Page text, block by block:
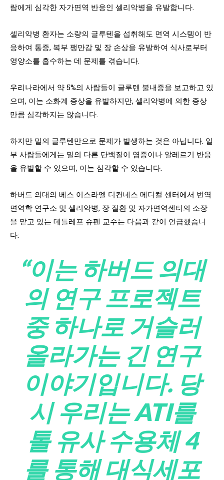
람에게 심각한 자가면역 반응인 셀리악병을 유발합니다.
셀리악병 환자는 소량의 글루텐을 섭취해도 면역 시스템이 반
응하여 통증, 복부 팽만감 및 장 손상을 유발하여 식사로부터
영양소를 흡수하는 데 문제를 겪습니다.
우리나라에서 약 5%의 사람들이 글루텐 불내증을 보고하고 있
으며, 이는 소화계 증상을 유발하지만, 셀리악병에 의한 증상
만큼 심각하지는 않습니다.
하지만 밀의 글루텐만으로 문제가 발생하는 것은 아닙니다. 일
부 사람들에게는 밀의 다른 단백질이 염증이나 알레르기 반응
을 유발할 수 있으며, 이는 심각할 수 있습니다.
하버드 의대의 베스 이스라엘 디컨네스 메디컬 센터에서 번역
면역학 연구소 및 셀리악병, 장 질환 및 자가면역센터의 소장
을 맡고 있는 데틀레프 슈펜 교수는 다음과 같이 언급했습니
다:
“이는 하버드 의대
의 연구 프로젝트
중 하나로 거슬러
올라가는 긴 연구
이야기입니다. 당
시 우리는 ATI를
톨 유사 수용체 4
를 통해 대식세포